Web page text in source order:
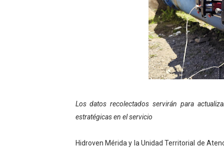
Instituto Nacional de
Gobernación de Mérida
Corposalud inició talleres
Fortalecen formación
Campo Elías consolida
Fundecem inició con éxito
Los datos recolectados servirán para
estratégicas en el servicio
Hidroven Mérida y la Unidad Territorial de